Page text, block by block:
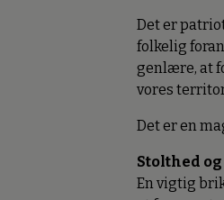
Det er
folkelig
genlære, at
vores
Det er en
Stolthed
En vigtig